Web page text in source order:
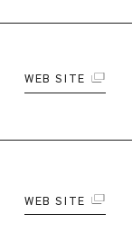
WEB SITE
WEB SITE